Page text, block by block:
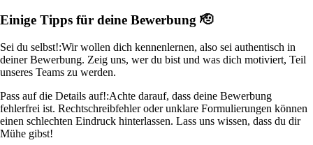
Einige Tipps für deine Bewerbung 🫡
Sei du selbst!:Wir wollen dich kennenlernen, also sei authentisch in
deiner Bewerbung. Zeig uns, wer du bist und was dich motiviert, Teil
unseres Teams zu werden.
Pass auf die Details auf!:Achte darauf, dass deine Bewerbung
fehlerfrei ist. Rechtschreibfehler oder unklare Formulierungen können
einen schlechten Eindruck hinterlassen. Lass uns wissen, dass du dir
Mühe gibst!